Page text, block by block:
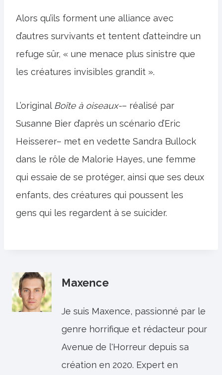
Alors qu’ils forment une alliance avec
d’autres survivants et tentent d’atteindre un
refuge sûr, « une menace plus sinistre que
les créatures invisibles grandit ».
L’original Boîte à oiseaux-– réalisé par
Susanne Bier d’après un scénario d’Eric
Heisserer– met en vedette Sandra Bullock
dans le rôle de Malorie Hayes, une femme
qui essaie de se protéger, ainsi que ses deux
enfants, des créatures qui poussent les
gens qui les regardent à se suicider.
Maxence
Je suis Maxence, passionné par le
genre horrifique et rédacteur pour
Avenue de l'Horreur depuis sa
création en 2020. Expert en